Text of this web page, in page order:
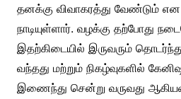
தனக்கு விவாகரத்து வேண்டும்
நாடியுள்ளார். வழக்கு தற்போது
இதற்கிடையில் இருவரும்
வந்தது மற்றும் நிகழ்வுகளில்
இணைந்து சென்று வருவது